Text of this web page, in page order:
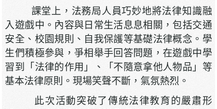
課堂上，法務局人員巧妙地將法律知識融
入遊戲中。內容與日常生活息息相關，包括交通
安全、校園規則、自我保護等基礎法律概念。學
生們積極參與，爭相舉手回答問題，在遊戲中學
習到「法律的作用」、「不隨意拿他人物品」等
基本法律原則。現場笑聲不斷，氣氛熱烈。
此次活動突破了傳統法律教育的嚴肅形